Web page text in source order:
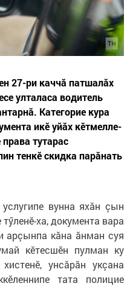
27-ри каччă патшалăх
улталаса водитель
Категорие кура
икӗ уйăх кӗтмелле-
тутарас
тенкӗ скидка парăнать
вунна яхăн çын
ха, документа вара
арçынпа кăна ăнман суя
кӗтесшӗн пулман ку
унсăрăн укçана
тата полицие